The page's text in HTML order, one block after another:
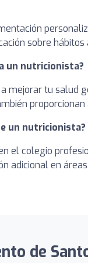
sobre
un nutricionista?
mejorar tu salud
un nutricionista?
el colegio
adicional en
de